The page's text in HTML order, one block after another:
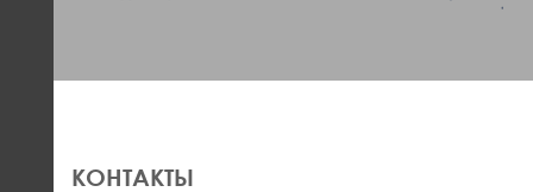
КОНТАКТЫ